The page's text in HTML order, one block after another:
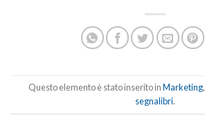
Questo elemento è stato inserito inMarketing,
segnalibri.